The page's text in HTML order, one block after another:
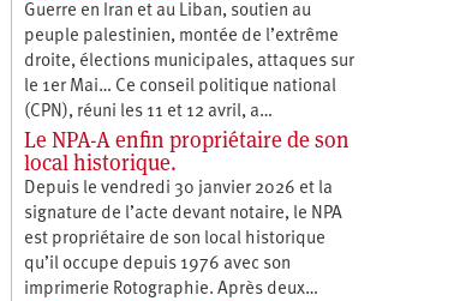
Guerre en Iran et au Liban, soutien au
peuple palestinien, montée de l’extrême
droite, élections municipales, attaques sur
le 1er Mai… Ce conseil politique national
(CPN), réuni les 11 et 12 avril, a…
Le NPA-A enfin propriétaire de son
local historique.
Depuis le vendredi 30 janvier 2026 et la
signature de l’acte devant notaire, le NPA
est propriétaire de son local historique
qu’il occupe depuis 1976 avec son
imprimerie Rotographie. Après deux…